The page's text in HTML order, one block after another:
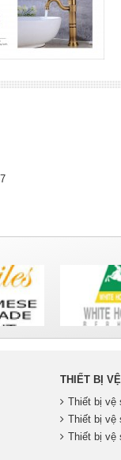
THIẾT BỊ
Thiết bị vệ
Thiết bị vệ
Thiết bị vệ